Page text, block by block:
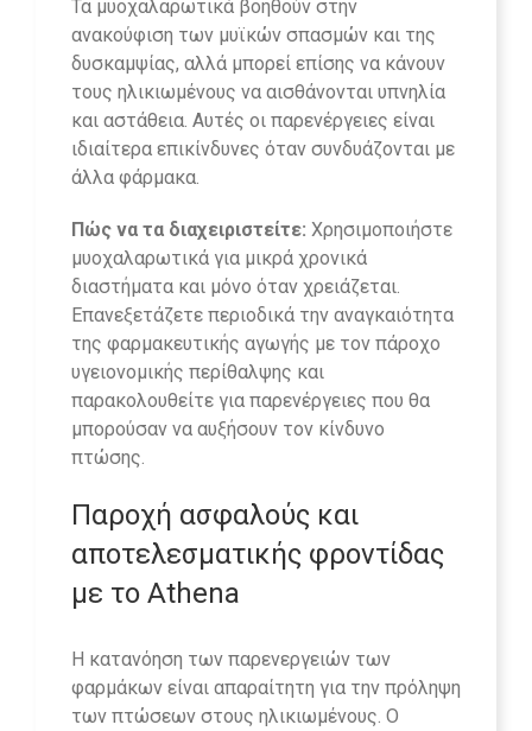
Τα μυοχαλαρωτικά βοηθούν στην
ανακούφιση των μυϊκών σπασμών και της
δυσκαμψίας, αλλά μπορεί επίσης να κάνουν
τους ηλικιωμένους να αισθάνονται υπνηλία
και αστάθεια. Αυτές οι παρενέργειες είναι
ιδιαίτερα επικίνδυνες όταν συνδυάζονται με
άλλα φάρμακα.
Πώς να τα διαχειριστείτε: Χρησιμοποιήστε
μυοχαλαρωτικά για μικρά χρονικά
διαστήματα και μόνο όταν χρειάζεται.
Επανεξετάζετε περιοδικά την αναγκαιότητα
της φαρμακευτικής αγωγής με τον πάροχο
υγειονομικής περίθαλψης και
παρακολουθείτε για παρενέργειες που θα
μπορούσαν να αυξήσουν τον κίνδυνο
πτώσης.
Παροχή ασφαλούς και
αποτελεσματικής φροντίδας
με το Athena
Η κατανόηση των παρενεργειών των
φαρμάκων είναι απαραίτητη για την πρόληψη
των πτώσεων στους ηλικιωμένους. Ο